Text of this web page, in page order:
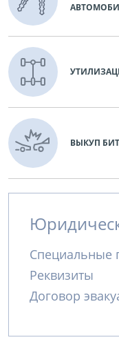
ВЫКУП
Специальные
Реквизиты
Договор